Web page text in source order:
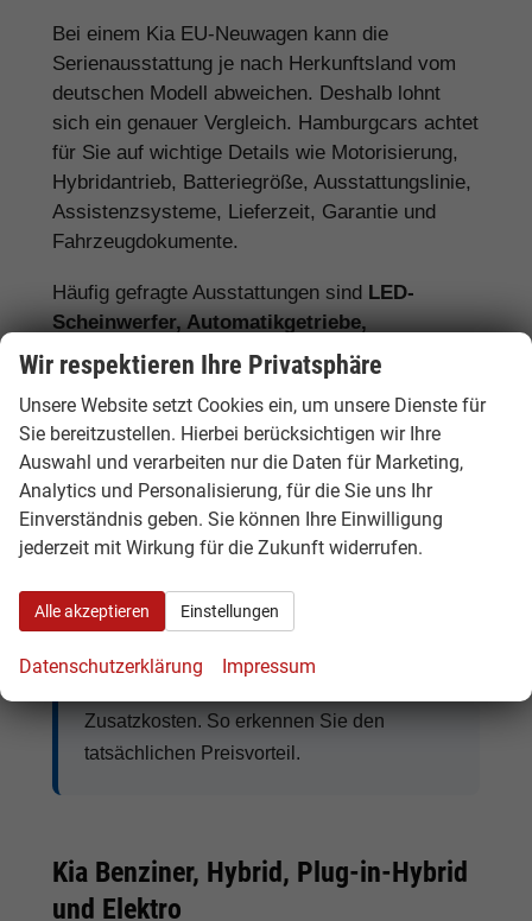
Bei einem Kia EU-Neuwagen kann die
Serienausstattung je nach Herkunftsland vom
deutschen Modell abweichen. Deshalb lohnt
sich ein genauer Vergleich. Hamburgcars achtet
für Sie auf wichtige Details wie Motorisierung,
Hybridantrieb, Batteriegröße, Ausstattungslinie,
Assistenzsysteme, Lieferzeit, Garantie und
Fahrzeugdokumente.
Häufig gefragte Ausstattungen sind LED-
Scheinwerfer, Automatikgetriebe,
Rückfahrkamera, 360-Grad-Kamera,
Navigationssystem, Sitzheizung,
Lenkradheizung, Klimaautomatik, digitales
Cockpit, Apple CarPlay, Android Auto,
Abstandstempomat, Anhängerkupplungund
moderne Assistenzsysteme.
Tipp:Vergleichen Sie bei Kia EU-
Neuwagen nicht nur den Kaufpreis,
sondern auch Ausstattung, Lieferzeit,
Zusatzkosten. So erkennen Sie den
tatsächlichen Preisvorteil.
Kia Benziner, Hybrid, Plug-in-Hybrid
und Elektro
Wir respektieren Ihre Privatsphäre
Unsere Website setzt Cookies ein, um unsere Dienste für
Sie bereitzustellen. Hierbei berücksichtigen wir Ihre
Auswahl und verarbeiten nur die Daten für Marketing,
Analytics und Personalisierung, für die Sie uns Ihr
Einverständnis geben. Sie können Ihre Einwilligung
jederzeit mit Wirkung für die Zukunft widerrufen.
Alle akzeptieren Einstellungen
Datenschutzerklärung Impressum